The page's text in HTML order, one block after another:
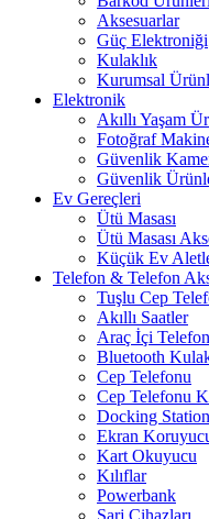
Aksesuarlar
Güç Elektroniği
Kulaklık
Kurumsal
Elektronik
Akıllı Yaşam
Fotoğraf
Güvenlik
Güvenlik
Ev Gereçleri
Ütü Masası
Ütü Masası
Küçük Ev
Telefon & Telefon
Tuşlu Cep
Akıllı Saatler
Araç İçi
Bluetooth
Cep Telefonu
Cep Telefonu
Docking Station
Ekran
Kart Okuyucu
Kılıflar
Powerbank
Şarj Cihazları